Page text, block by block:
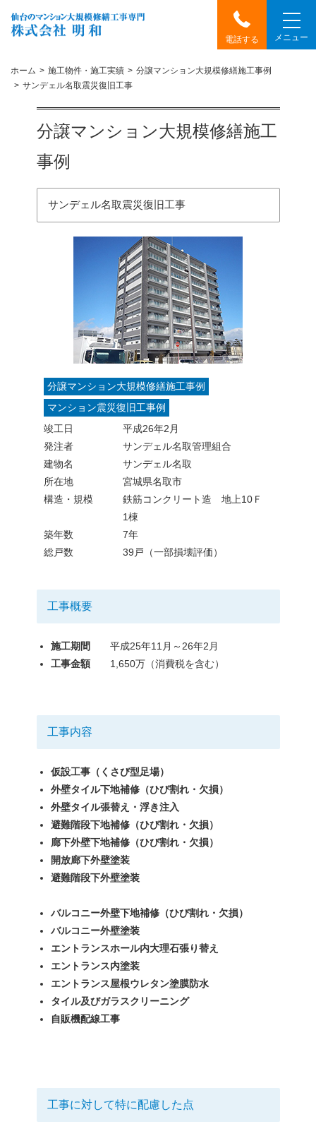
電話する メニュー
ホーム 施工物件・施工実績
分譲マンション大規模修繕施工事例
サンデェル名取震災復旧工事
分譲マンション大規模修繕施工
事例
サンデェル名取震災復旧工事
分譲マンション大規模修繕施工事例
マンション震災復旧工事例
竣工日
平成26年2月
発注者
サンデェル名取管理組合
建物名
サンデェル名取
所在地
宮城県名取市
構造・規模
鉄筋コンクリート造 地上10Ｆ
1棟
築年数
7年
総戸数
39戸（一部損壊評価）
工事概要
施工期間 平成25年11月～26年2月
工事金額1,650万（消費税を含む）
工事内容
仮設工事（くさび型足場）
外壁タイル下地補修（ひび割れ・欠損）
外壁タイル張替え・浮き注入
避難階段下地補修（ひび割れ・欠損）
廊下外壁下地補修（ひび割れ・欠損）
開放廊下外壁塗装
避難階段下外壁塗装
バルコニー外壁下地補修（ひび割れ・欠損）
バルコニー外壁塗装
エントランスホール内大理石張り替え
エントランス内塗装
エントランス屋根ウレタン塗膜防水
タイル及びガラスクリーニング
自販機配線工事
工事に対して特に配慮した点